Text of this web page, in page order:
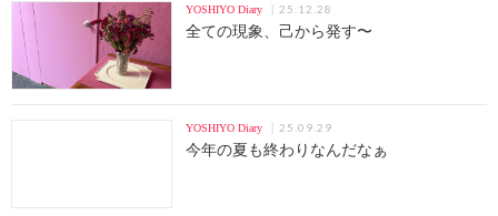
YOSHIYO Diary 25.12.28
全ての現象、己から発す〜
YOSHIYO Diary 25.09.29
今年の夏も終わりなんだなぁ